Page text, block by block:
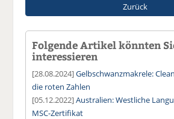
Zurück
Folgende Artikel könnten
interessieren
[28.08.2024]Gelbschwanzmakrele:
die roten Zahlen
[05.12.2022]Australien: Westliche
MSC-Zertifikat